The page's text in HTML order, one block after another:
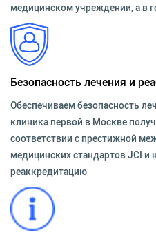
медицинском учреждении, а в
Безопасность лечения и
Обеспечиваем безопасность
клиника первой в Москве
соответствии с престижной
медицинских стандартов JCI
реаккредитацию